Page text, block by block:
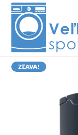
ZĽAVA!